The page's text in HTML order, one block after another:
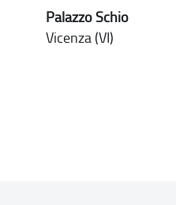
Palazzo Schio
Vicenza (VI)